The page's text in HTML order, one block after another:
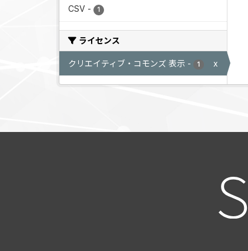
CSV - 1
ライセンス
クリエイティブ・コモンズ 表示 - 1 x